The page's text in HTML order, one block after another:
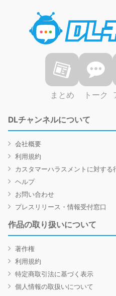
まとめ トーク
DLチャンネルについて
会社概要
利用規約
カスタマーハラスメントに対する
ヘルプ
お問い合わせ
プレスリリース・情報受付窓口
作品の取り扱いについて
著作権
利用規約
特定商取引法に基づく表示
個人情報の取扱いについて